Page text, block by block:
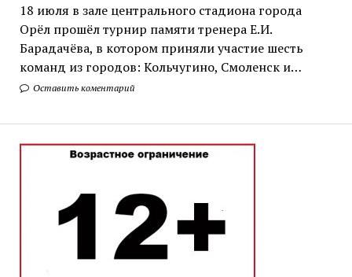
18 июля в зале центрального стадиона города
Орёл прошёл турнир памяти тренера Е.И.
Барадачёва, в котором приняли участие шесть
команд из городов: Кольчугино, Смоленск и…
Оставить коментарий